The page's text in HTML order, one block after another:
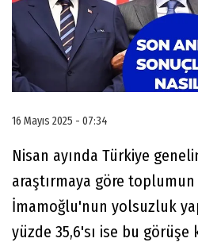
16 Mayıs 2025 - 07:34
Nisan ayında Türkiye
araştırmaya göre toplumun
İmamoğlu'nun yolsuzluk
yüzde 35,6'sı ise bu görüşe